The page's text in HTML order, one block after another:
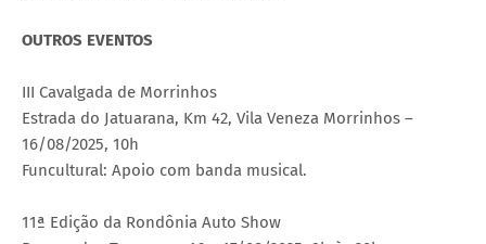
OUTROS EVENTOS
III Cavalgada de Morrinhos
Estrada do Jatuarana, Km 42, Vila Veneza Morrinhos –
16/08/2025, 10h
Funcultural: Apoio com banda musical.
11ª Edição da Rondônia Auto Show